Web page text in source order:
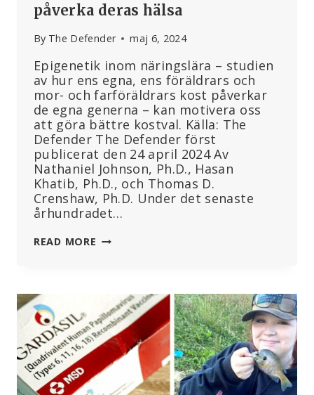
påverka deras hälsa
By The Defender maj 6, 2024
Epigenetik inom näringslära – studien
av hur ens egna, ens föräldrars och
mor- och farföräldrars kost påverkar
de egna generna – kan motivera oss
att göra bättre kostval. Källa: The
Defender The Defender först
publicerat den 24 april 2024 Av
Nathaniel Johnson, Ph.D., Hasan
Khatib, Ph.D., och Thomas D.
Crenshaw, Ph.D. Under det senaste
århundradet…
READ MORE HUR
FÖRÄNDRA
DINA
OFÖDDA
BARNS
GENER